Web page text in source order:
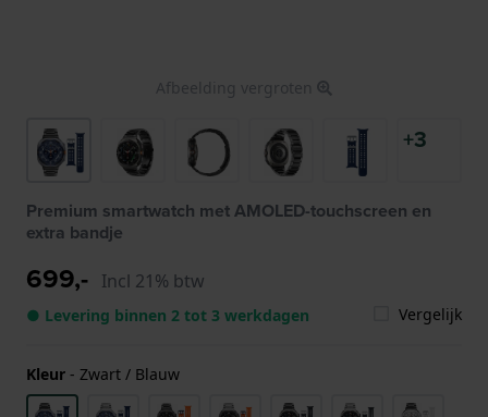
Afbeelding vergroten
+3
Premium smartwatch met AMOLED-touchscreen en
extra bandje
699,- Incl 21% btw
● Levering binnen 2 tot 3 werkdagen Vergelijk
Kleur - Zwart / Blauw